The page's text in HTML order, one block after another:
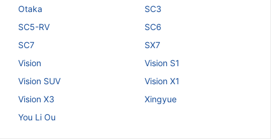
Otaka
SC3
SC5-RV
SC6
SC7
SX7
Vision
Vision S1
Vision SUV
Vision X1
Vision X3
Xingyue
You Li Ou